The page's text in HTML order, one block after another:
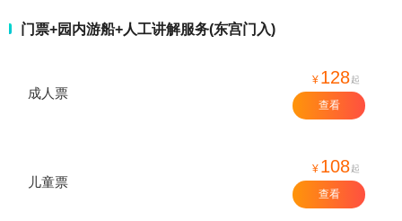
门票+园内游船+人工讲解服务(东宫门入)
成人票
¥ 128起
查看
儿童票
¥ 108起
查看